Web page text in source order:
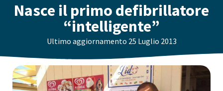
Nasce il primo defibrillatore
“intelligente”
Ultimo aggiornamento 25 Luglio 2013